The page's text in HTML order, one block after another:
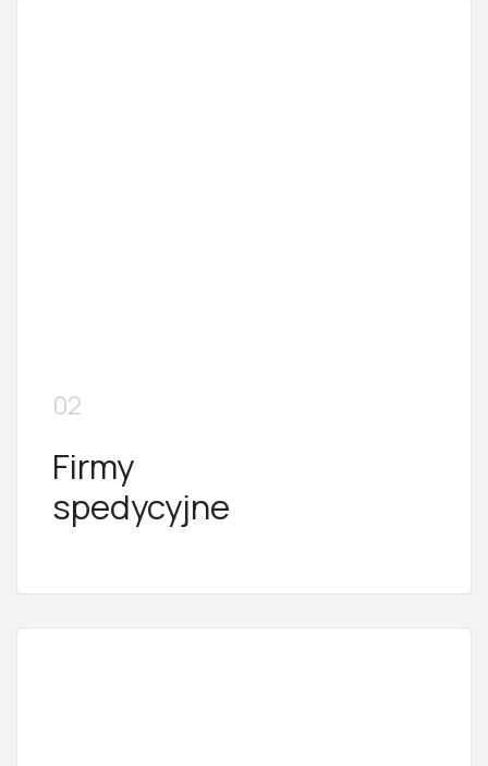
02
Firmy
spedycyjne